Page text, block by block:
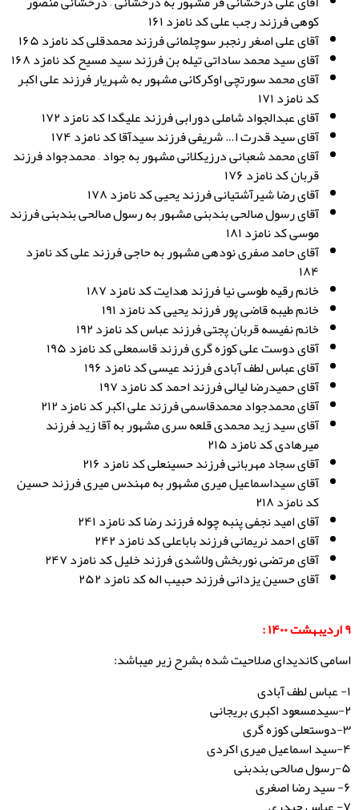
کوهی فرزند رجب علی کد نامزد ۱۶۱
آقای علی اصغر رنجبر سوچلمائی فرزند محمدقلی کد نامزد ۱۶۵
آقای سید محمد ساداتی تیله بن فرزند سید مسیح کد نامزد ۱۶۸
آقای محمد سورتچی اوکرکائی مشهور به شهریار فرزند علی اکبر
کد نامزد ۱۷۱
آقای عبدالجواد شاملی دورابی فرزند علیگدا کد نامزد ۱۷۲
آقای سید قدرت ا… شریفی فرزند سیدآقا کد نامزد ۱۷۴
آقای محمد شعبانی درزیکلائی مشهور به جواد – محمدجواد فرزند
قربان کد نامزد ۱۷۶
آقای رضا شیرآشتیانی فرزند یحیی کد نامزد ۱۷۸
آقای رسول صالحی بندبنی مشهور به رسول صالحی بندبنی فرزند
موسی کد نامزد ۱۸۱
آقای حامد صفری نودهی مشهور به حاجی فرزند علی کد نامزد
۱۸۴
خانم رقیه طوسی نیا فرزند هدایت کد نامزد ۱۸۷
خانم طیبه قاضی پور فرزند یحیی کد نامزد ۱۹۱
خانم نفیسه قربان پجتی فرزند عباس کد نامزد ۱۹۲
آقای دوست علی کوزه گری فرزند قاسمعلی کد نامزد ۱۹۵
آقای عباس لطف آبادی فرزند عیسی کد نامزد ۱۹۶
آقای حمیدرضا لیالی فرزند احمد کد نامزد ۱۹۷
آقای محمدجواد محمدقاسمی فرزند علی اکبر کد نامزد ۲۱۲
آقای سید زید محمدی قلعه سری مشهور به آقا زید فرزند
میرهادی کد نامزد ۲۱۵
آقای سجاد مهربانی فرزند حسینعلی کد نامزد ۲۱۶
آقای سیداسماعیل میری مشهور به مهندس میری فرزند حسین
کد نامزد ۲۱۸
آقای امید نجفی پنبه چوله فرزند رضا کد نامزد ۲۴۱
آقای احمد نریمانی فرزند باباعلی کد نامزد ۲۴۲
آقای مرتضی نوربخش ولاشدی فرزند خلیل کد نامزد ۲۴۷
آقای حسین یزدانی فرزند حبیب اله کد نامزد ۲۵۲
۹ اردیبهشت ۱۴۰۰ :
اسامی کاندیدای صلاحیت شده بشرح زیر میباشد:
۱- عباس لطف آبادی
۲-سیدمسعود اکبری بریجانی
۳-دوستعلی کوزه گری
۴-سید اسماعیل میری اکردی
۵-رسول صالحی بندبنی
۶- سید رضا اصغری